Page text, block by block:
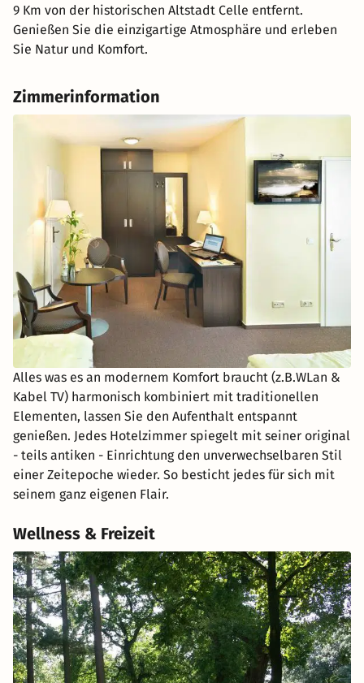
9 Km von der historischen Altstadt Celle entfernt.
Genießen Sie die einzigartige Atmosphäre und erleben
Sie Natur und Komfort.
Zimmerinformation
Alles was es an modernem Komfort braucht (z.B.WLan &
Kabel TV) harmonisch kombiniert mit traditionellen
Elementen, lassen Sie den Aufenthalt entspannt
genießen. Jedes Hotelzimmer spiegelt mit seiner original
- teils antiken - Einrichtung den unverwechselbaren Stil
einer Zeitepoche wieder. So besticht jedes für sich mit
seinem ganz eigenen Flair.
Wellness & Freizeit